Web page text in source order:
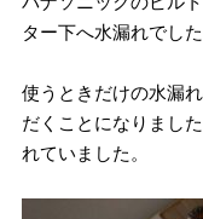
ター下へ水漏れでした
使うときだけの水漏
だくことになりまし
れていました。